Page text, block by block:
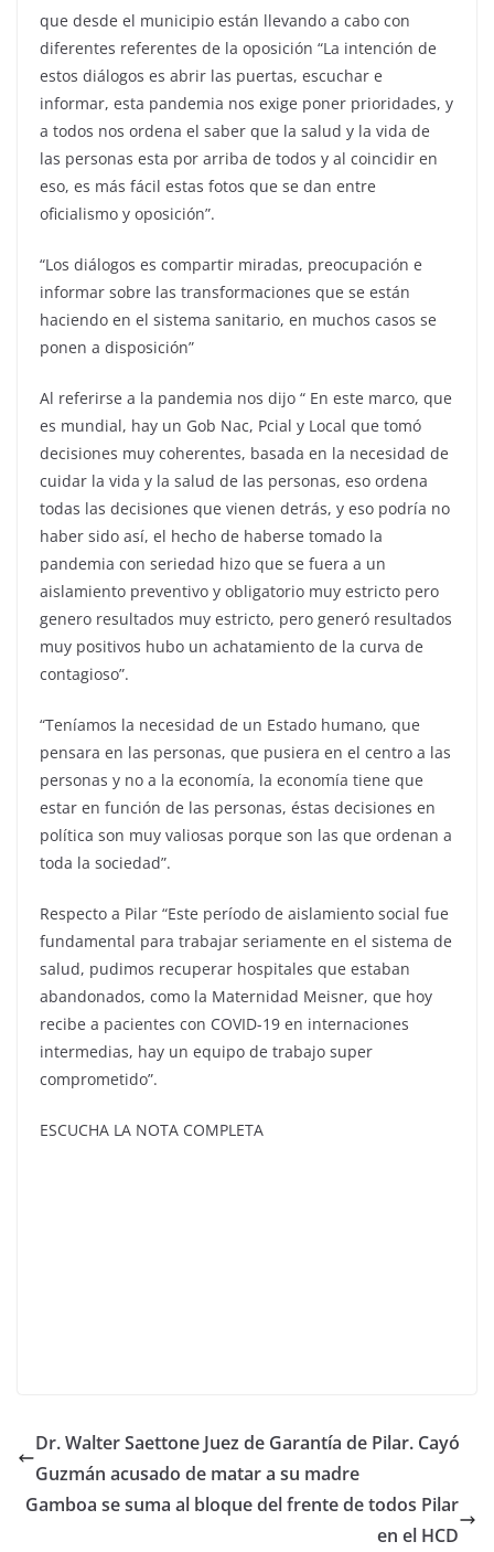
que desde el municipio están llevando a cabo con
diferentes referentes de la oposición “La intención de
estos diálogos es abrir las puertas, escuchar e
informar, esta pandemia nos exige poner prioridades, y
a todos nos ordena el saber que la salud y la vida de
las personas esta por arriba de todos y al coincidir en
eso, es más fácil estas fotos que se dan entre
oficialismo y oposición”.
“Los diálogos es compartir miradas, preocupación e
informar sobre las transformaciones que se están
haciendo en el sistema sanitario, en muchos casos se
ponen a disposición”
Al referirse a la pandemia nos dijo “ En este marco, que
es mundial, hay un Gob Nac, Pcial y Local que tomó
decisiones muy coherentes, basada en la necesidad de
cuidar la vida y la salud de las personas, eso ordena
todas las decisiones que vienen detrás, y eso podría no
haber sido así, el hecho de haberse tomado la
pandemia con seriedad hizo que se fuera a un
aislamiento preventivo y obligatorio muy estricto pero
genero resultados muy estricto, pero generó resultados
muy positivos hubo un achatamiento de la curva de
contagioso”.
“Teníamos la necesidad de un Estado humano, que
pensara en las personas, que pusiera en el centro a las
personas y no a la economía, la economía tiene que
estar en función de las personas, éstas decisiones en
política son muy valiosas porque son las que ordenan a
toda la sociedad”.
Respecto a Pilar “Este período de aislamiento social fue
fundamental para trabajar seriamente en el sistema de
salud, pudimos recuperar hospitales que estaban
abandonados, como la Maternidad Meisner, que hoy
recibe a pacientes con COVID-19 en internaciones
intermedias, hay un equipo de trabajo super
comprometido”.
ESCUCHA LA NOTA COMPLETA
Dr. Walter Saettone Juez de Garantía de Pilar. Cayó
Guzmán acusado de matar a su madre
Gamboa se suma al bloque del frente de todos Pilar
en el HCD